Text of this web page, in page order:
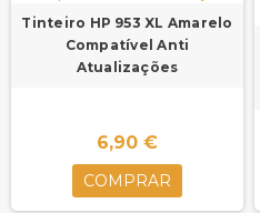
Tinteiro HP 953 XL Amarelo
Compatível Anti
Atualizações
6,90 €
COMPRAR